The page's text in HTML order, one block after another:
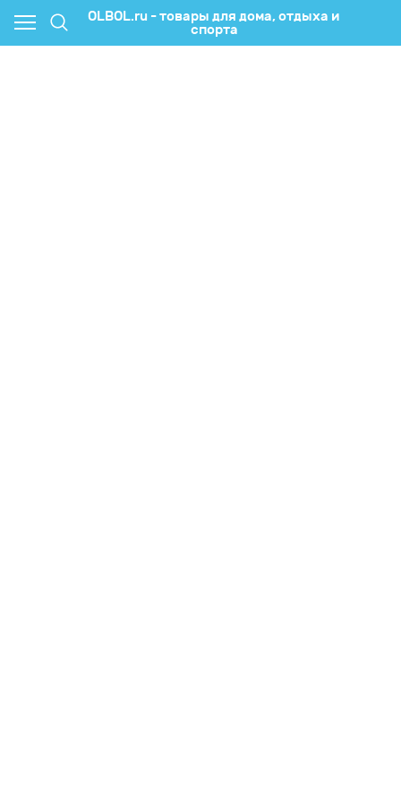
OLBOL.ru - товары для дома, отдыха и
спорта